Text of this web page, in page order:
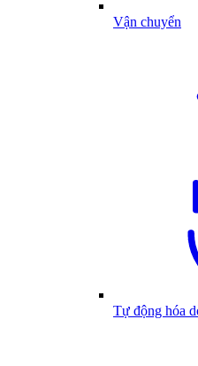
Vận chuyển
Tự động hóa